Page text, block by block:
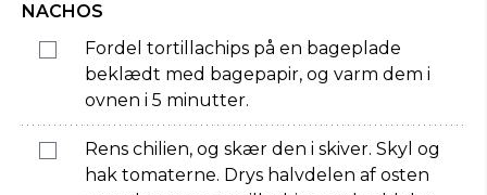
NACHOS
Fordel tortillachips på en bageplade
beklædt med bagepapir, og varm dem i
ovnen i 5 minutter.
Rens chilien, og skær den i skiver. Skyl og
hak tomaterne. Drys halvdelen af osten